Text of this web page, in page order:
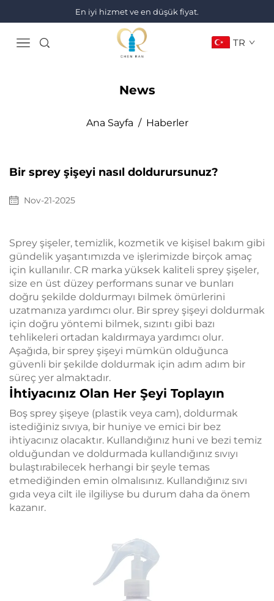
En iyi hizmet ve en düşük fiyat.
TR
Ana Sayfa / Haberler
News
Bir sprey şişeyi nasıl doldurursunuz?
Nov-21-2025
Sprey şişeler, temizlik, kozmetik ve kişisel bakım gibi
gündelik yaşantımızda ve işlerimizde birçok amaç
için kullanılır. CR marka yüksek kaliteli sprey şişeler,
size en üst düzey performans sunar ve bunları
doğru şekilde doldurmayı bilmek ömürlerini
uzatmanıza yardımcı olur. Bir sprey şişeyi doldurmak
için doğru yöntemi bilmek, sızıntı gibi bazı
tehlikeleri ortadan kaldırmaya yardımcı olur.
Aşağıda, bir sprey şişeyi mümkün olduğunca
güvenli bir şekilde doldurmak için adım adım bir
süreç yer almaktadır.
İhtiyacınız Olan Her Şeyi Toplayın
Boş sprey şişeye (plastik veya cam), doldurmak
istediğiniz sıvıya, bir huniye ve emici bir bez
ihtiyacınız olacaktır. Kullandığınız huni ve bezi temiz
olduğundan ve doldurmada kullandığınız sıvıyı
bulaştırabilecek herhangi bir şeyle temas
etmediğinden emin olmalısınız. Kullandığınız sıvı
gıda veya cilt ile ilgiliyse bu durum daha da önem
kazanır.